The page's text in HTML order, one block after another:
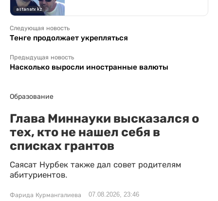
Следующая новость
Тенге продолжает укрепляться
Предыдущая новость
Насколько выросли иностранные валюты
Образование
Глава Миннауки высказался о
тех, кто не нашел себя в
списках грантов
Саясат Нурбек также дал совет родителям
абитуриентов.
Фарида Курмангалиева 07.08.2026, 23:46